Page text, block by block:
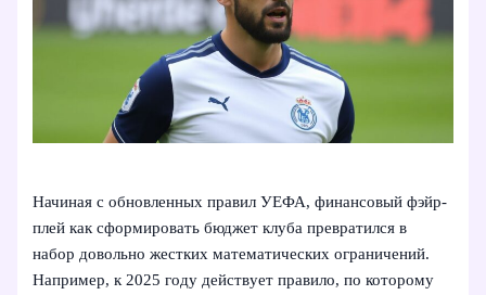
Начиная с обновленных правил УЕФА, финансовый фэйр-
плей как сформировать бюджет клуба превратился в
набор довольно жестких математических ограничений.
Например, к 2025 году действует правило, по которому